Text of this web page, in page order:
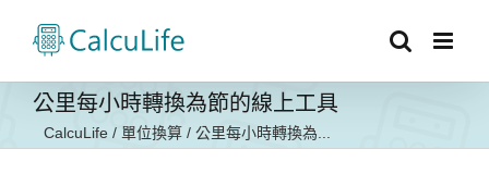
公里每小時轉換為節的線上工具
CalcuLife / 單位換算 / 公里每小時轉換為...